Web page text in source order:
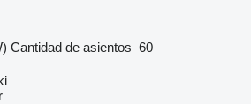
Cantidad de asientos 60